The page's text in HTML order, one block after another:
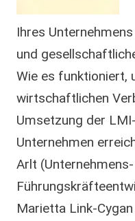
Ihres
und
Wie es funktioniert,
wirtschaftlichen
Umsetzung der
Unternehmen
Arlt
Marietta Link-